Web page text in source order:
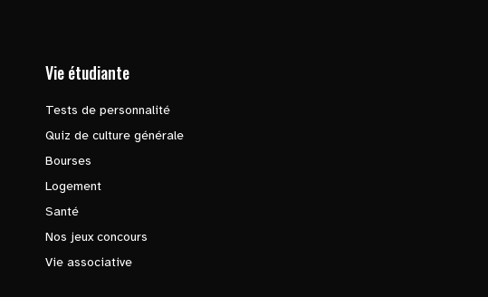
Vie étudiante
Tests de personnalité
Quiz de culture générale
Bourses
Logement
Santé
Nos jeux concours
Vie associative